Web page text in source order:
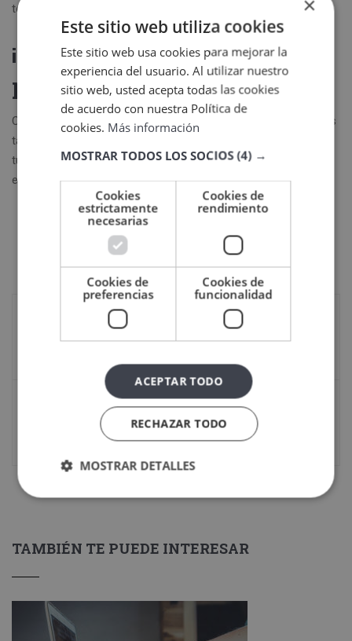
tenga estos conocimientos.
¡Apúntate a esta oferta de
prácticas!
Con la formación adecuada seguro que estás a la altura de las
tareas requeridas. Si tu también lo piensas, no dudes en enviar
tu CV al correo electrónicolcabello@aechelon.com
en el
asuntoel nombre del puesto ofertado.
Publicación anterior
Oferta de prácticas: community manager
Siguiente publicación
Oferta de trabajo: Delineante / Modelado 2D/3D
TAMBIÉN TE PUEDE INTERESAR
Este sitio web utiliza cookies
Este sitio web usa cookies para mejorar la
experiencia del usuario. Al utilizar nuestro
sitio web, usted acepta todas las cookies
de acuerdo con nuestra Política de
cookies. Más información
MOSTRAR TODOS LOS SOCIOS(4) →
Cookies
estrictamente
necesarias
Cookies de
rendimiento
Cookies de
preferencias
Cookies de
funcionalidad
ACEPTAR TODO
RECHAZAR TODO
MOSTRAR DETALLES